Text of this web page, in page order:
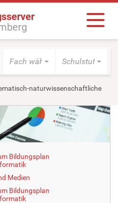
Fach wählen Schulstufe
naturwissenschaftliche
Bildungsplan
Medien
Bildungsplan